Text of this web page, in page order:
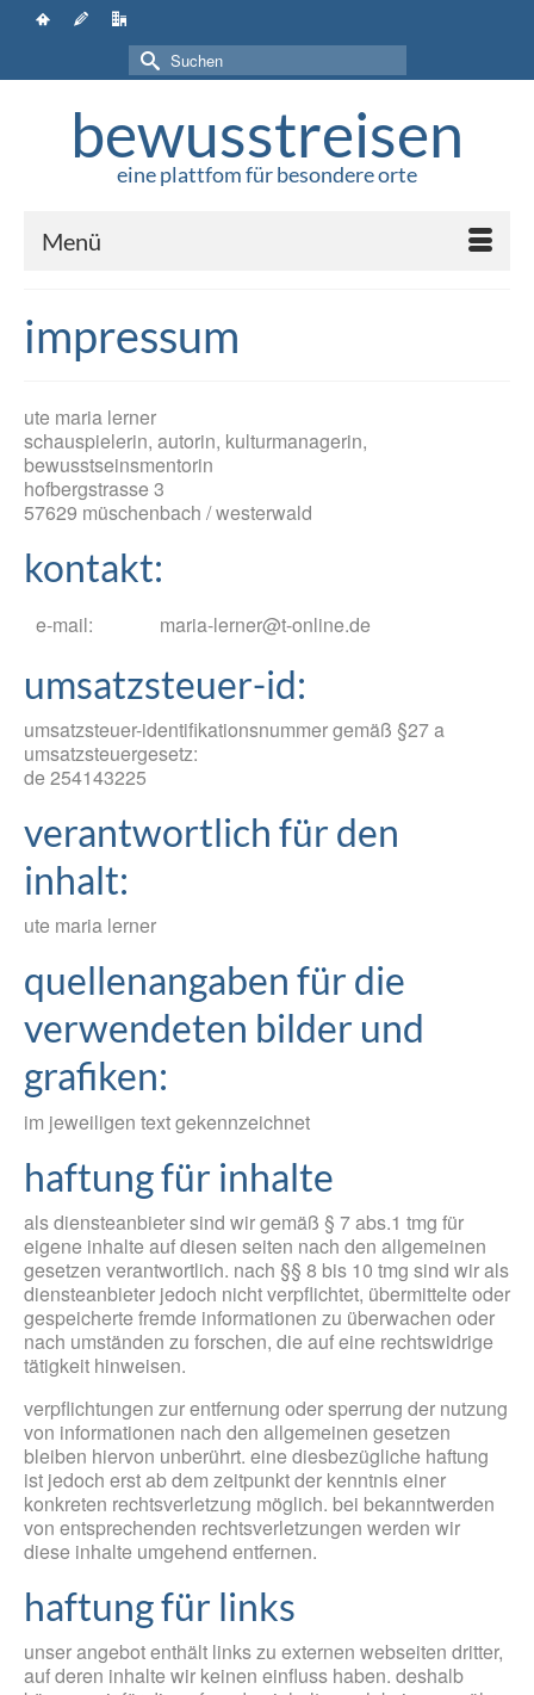
Suchen
nach:
bewusstreisen
eine plattfom für besondere orte
Menü
impressum
ute maria lerner
schauspielerin, autorin, kulturmanagerin,
bewusstseinsmentorin
hofbergstrasse 3
57629 müschenbach / westerwald
kontakt:
e-mail: maria-lerner@t-online.de
umsatzsteuer-id:
umsatzsteuer-identifikationsnummer gemäß §27 a
umsatzsteuergesetz:
de 254143225
verantwortlich für den
inhalt:
ute maria lerner
quellenangaben für die
verwendeten bilder und
grafiken:
im jeweiligen text gekennzeichnet
haftung für inhalte
als diensteanbieter sind wir gemäß § 7 abs.1 tmg für
eigene inhalte auf diesen seiten nach den allgemeinen
gesetzen verantwortlich. nach §§ 8 bis 10 tmg sind wir als
diensteanbieter jedoch nicht verpflichtet, übermittelte oder
gespeicherte fremde informationen zu überwachen oder
nach umständen zu forschen, die auf eine rechtswidrige
tätigkeit hinweisen.
verpflichtungen zur entfernung oder sperrung der nutzung
von informationen nach den allgemeinen gesetzen
bleiben hiervon unberührt. eine diesbezügliche haftung
ist jedoch erst ab dem zeitpunkt der kenntnis einer
konkreten rechtsverletzung möglich. bei bekanntwerden
von entsprechenden rechtsverletzungen werden wir
diese inhalte umgehend entfernen.
haftung für links
unser angebot enthält links zu externen webseiten dritter,
auf deren inhalte wir keinen einfluss haben. deshalb